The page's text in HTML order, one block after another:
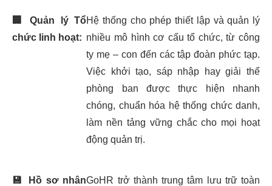
🏢
Quản lý Tổ
chức linh hoạt:
Hệ thống cho phép thiết lập và quản lý
nhiều mô hình cơ cấu tổ chức, từ công
ty mẹ – con đến các tập đoàn phức tạp.
Việc khởi tạo, sáp nhập hay giải thể
phòng ban được thực hiện nhanh
chóng, chuẩn hóa hệ thống chức danh,
làm nền tảng vững chắc cho mọi hoạt
động quản trị.
💾
Hồ sơ nhânGoHR trở thành trung tâm lưu trữ toàn